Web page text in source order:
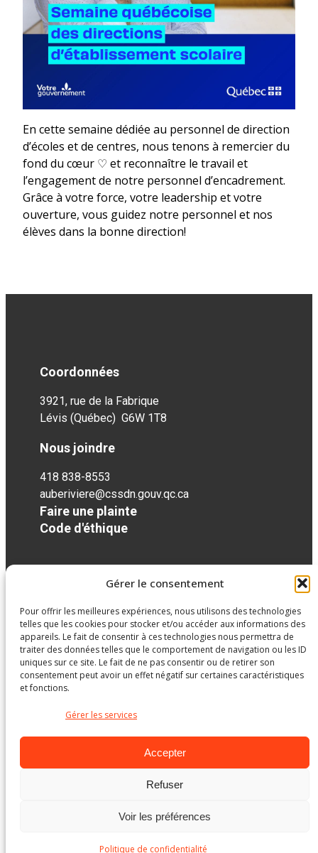
Gérer le consentement
Pour offrir les meilleures expériences, nous utilisons des technologies
telles que les cookies pour stocker et/ou accéder aux informations des
appareils. Le fait de consentir à ces technologies nous permettra de
traiter des données telles que le comportement de navigation ou les ID
uniques sur ce site. Le fait de ne pas consentir ou de retirer son
consentement peut avoir un effet négatif sur certaines caractéristiques
et fonctions.
Gérer les services
Accepter
Refuser
Voir les préférences
Politique de confidentialité
En cette semaine dédiée au personnel de direction
d’écoles et de centres, nous tenons à remercier du
fond du cœur ♡ et reconnaître le travail et
l’engagement de notre personnel d’encadrement.
Grâce à votre force, votre leadership et votre
ouverture, vous guidez notre personnel et nos
élèves dans la bonne direction!
Coordonnées
3921, rue de la Fabrique
Lévis (Québec) G6W 1T8
Nous joindre
418 838-8553
auberiviere@cssdn.gouv.qc.ca
Faire une plainte
Code d'éthique
Réseaux sociaux
facebook
Ministère de l’Éducation